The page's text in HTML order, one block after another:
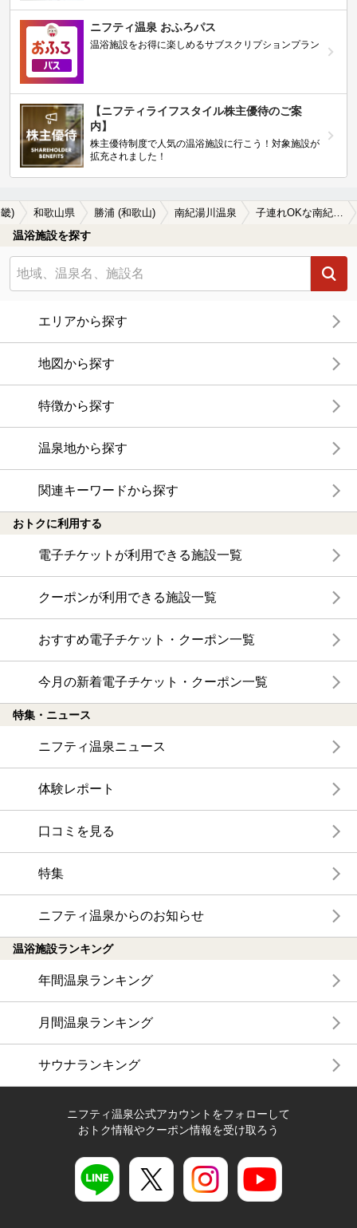
ニフティ温泉 おふろパス
温浴施設をお得に楽しめるサブスクリプションプラン
【ニフティライフスタイル株主優待のご案
内】
株主優待制度で人気の温浴施設に行こう！対象施設が
拡充されました！
) 和歌山県 勝浦 (和歌山) 南紀湯川温泉 子連れOKな南紀湯川温泉の温泉、日帰り温泉、スーパー銭湯おすすめ
温浴施設を探す
エリアから探す
地図から探す
特徴から探す
温泉地から探す
関連キーワードから探す
おトクに利用する
電子チケットが利用できる施設一覧
クーポンが利用できる施設一覧
おすすめ電子チケット・クーポン一覧
今月の新着電子チケット・クーポン一覧
特集・ニュース
ニフティ温泉ニュース
体験レポート
口コミを見る
特集
ニフティ温泉からのお知らせ
温浴施設ランキング
年間温泉ランキング
月間温泉ランキング
サウナランキング
ニフティ温泉公式アカウントをフォローして
おトク情報やクーポン情報を受け取ろう